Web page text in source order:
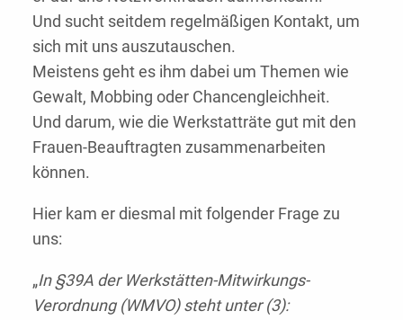
Und sucht seitdem regelmäßigen Kontakt, um
sich mit uns auszutauschen.
Meistens geht es ihm dabei um Themen wie
Gewalt, Mobbing oder Chancengleichheit.
Und darum, wie die Werkstatträte gut mit den
Frauen-Beauftragten zusammenarbeiten
können.
Hier kam er diesmal mit folgender Frage zu
uns:
„In §39A der Werkstätten-Mitwirkungs-
Verordnung (WMVO) steht unter (3):